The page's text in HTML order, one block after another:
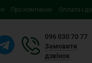
Про компанію Оплата і
096 030 70 77
Замовити
дзвінок